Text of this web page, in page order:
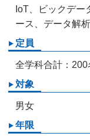
IoT、ビックデ
ース、データ解
定員
全学科合計：200
対象
男女
年限